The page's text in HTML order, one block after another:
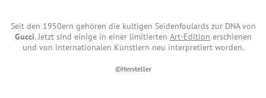
Seit den 1950ern gehören die kultigen Seidenfoulards zur DNA von
Gucci. Jetzt sind einige in einer limitierten Art-Edition erschienen
und von internationalen Künstlern neu interpretiert worden.
©Hersteller